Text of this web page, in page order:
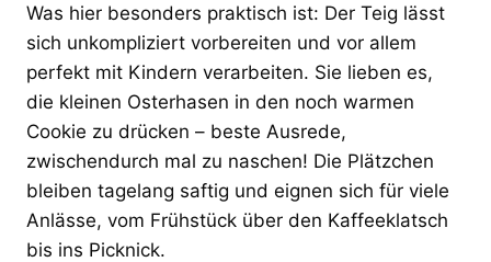
Was hier besonders praktisch ist: Der Teig lässt
sich unkompliziert vorbereiten und vor allem
perfekt mit Kindern verarbeiten. Sie lieben es,
die kleinen Osterhasen in den noch warmen
Cookie zu drücken – beste Ausrede,
zwischendurch mal zu naschen! Die Plätzchen
bleiben tagelang saftig und eignen sich für viele
Anlässe, vom Frühstück über den Kaffeeklatsch
bis ins Picknick.